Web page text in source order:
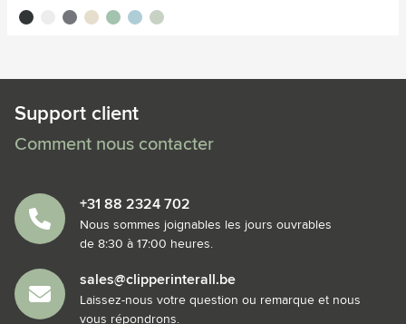
noir blanc cassé
gris pierre
beigevert clairbleu clairvert moyen
Support client
Comment nous contacter
+31 88 2324 702
Nous sommes joignables les jours ouvrables
de 8:30 à 17:00 heures.
sales@clipperinterall.be
Laissez-nous votre question ou remarque et nous
vous répondrons.